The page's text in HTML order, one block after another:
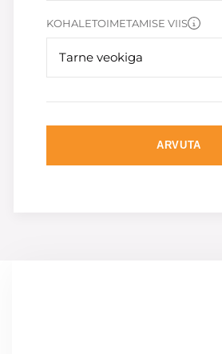
KOHALETOIMETAMISE VIIS
Tarne veokiga
ARVUTA